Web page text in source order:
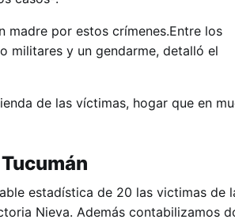
madre por estos crímenes.Entre los
militares y un gendarme, detalló el
de las víctimas, hogar que en
estadística de 20 las victimas de
Nieva. Además contabilizamos